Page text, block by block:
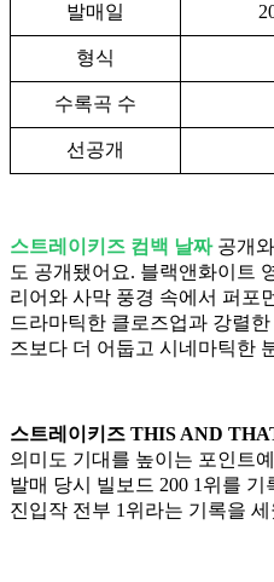
발매일
형식
수록곡 수
선공개
스트레이키즈 컴백 날짜공개
도 공개됐어요. 블랙앤화이트
리어와 사막 풍경 속에서 퍼포
드라마틱한 클로즈업과 강렬
즈보다 더 어둡고 시네마틱한
스트레이키즈 THIS AND
의미도 기대를 높이는 포인트
발매 당시 빌보드 200 1위를
진입작 전부 1위라는 기록을